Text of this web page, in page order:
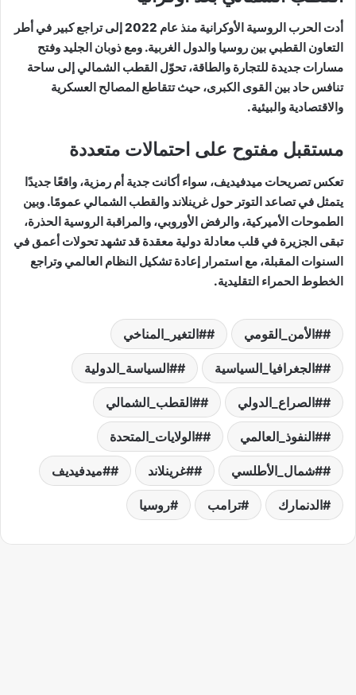
أدت الحرب الروسية الأوكرانية منذ عام 2022 إلى تراجع كبير في أطر
التعاون القطبي بين روسيا والدول الغربية. ومع ذوبان الجليد وفتح
مسارات جديدة للتجارة والطاقة، تحوّل القطب الشمالي إلى ساحة
تنافس حاد بين القوى الكبرى، حيث تتقاطع المصالح العسكرية
والاقتصادية والبيئية.
مستقبل مفتوح على احتمالات متعددة
تعكس تصريحات ميدفيديف، سواء أكانت جدية أم رمزية، واقعًا جديدًا
يتمثل في تصاعد التوتر حول غرينلاند والقطب الشمالي عمومًا. وبين
الطموحات الأميركية، والرفض الأوروبي، والمراقبة الروسية الحذرة،
تبقى الجزيرة في قلب معادلة دولية معقدة قد تشهد تحولات أعمق في
السنوات المقبلة، مع استمرار إعادة تشكيل النظام العالمي وتراجع
الخطوط الحمراء التقليدية.
#الأمن_القومي #التغير_المناخي
#الجغرافيا_السياسية #السياسة_الدولية
#الصراع_الدولي #القطب_الشمالي
#النفوذ_العالمي #الولايات_المتحدة
#شمال_الأطلسي #غرينلاند #ميدفيديف
الدنمارك ترامب روسيا